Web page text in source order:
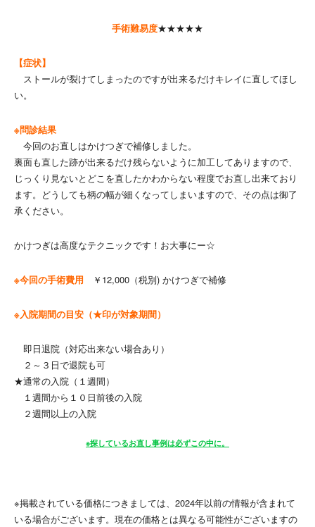
手術難易度★★★★★
【症状】
ストールが裂けてしまったのですが出来るだけキレイに直してほし
い。
※問診結果
今回のお直しはかけつぎで補修しました。
裏面も直した跡が出来るだけ残らないように加工してありますので、
じっくり見ないとどこを直したかわからない程度でお直し出来ており
ます。どうしても柄の幅が細くなってしまいますので、その点は御了
承ください。
かけつぎは高度なテクニックです！お大事にー☆
※今回の手術費用 ￥12,000（税別) かけつぎで補修
※入院期間の目安（★印が対象期間）
即日退院（対応出来ない場合あり）
２～３日で退院も可
★通常の入院（１週間）
１週間から１０日前後の入院
２週間以上の入院
※探しているお直し事例は必ずこの中に。
※掲載されている価格につきましては、2024年以前の情報が含まれて
いる場合がございます。現在の価格とは異なる可能性がございますの